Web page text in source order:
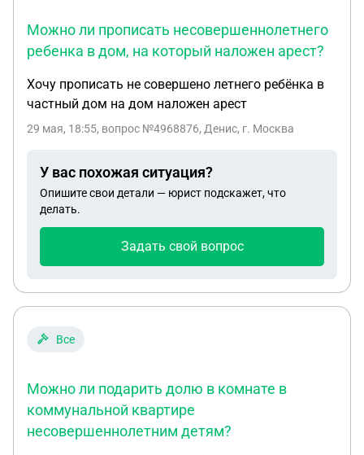
Можно ли прописать несовершеннолетнего
ребенка в дом, на который наложен арест?
Хочу прописать не совершено летнего ребёнка в
частный дом на дом наложен арест
29 мая, 18:55, вопрос №4968876, Денис, г. Москва
У вас похожая ситуация?
Опишите свои детали — юрист подскажет, что
делать.
Задать свой вопрос
Все
Можно ли подарить долю в комнате в
коммунальной квартире
несовершеннолетним детям?